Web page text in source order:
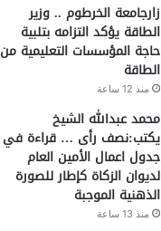
زارجامعة الخرطوم .. وزير
الطاقة يؤكد التزامه بتلبية
حاجة المؤسسات التعليمية من
الطاقة
منذ 12 ساعة
محمد عبدالله الشيخ
يكتب:نصف رأى … قراءة في
جدول اعمال الأمين العام
لديوان الزكاة كإطار للصورة
الذهنية الموجبة
منذ 13 ساعة